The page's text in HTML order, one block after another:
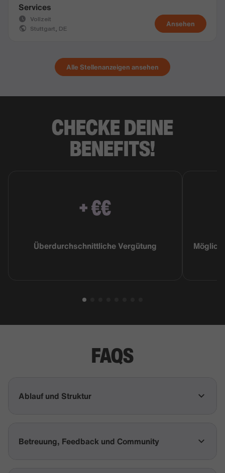
Ansehen
Services
Vollzeit
Stuttgart, DE
Alle Stellenanzeigen ansehen
CHECKE DEINE
BENEFITS!
Überdurchschnittliche Vergütung
FAQS
Ablauf und Struktur
Betreuung, Feedback und Community